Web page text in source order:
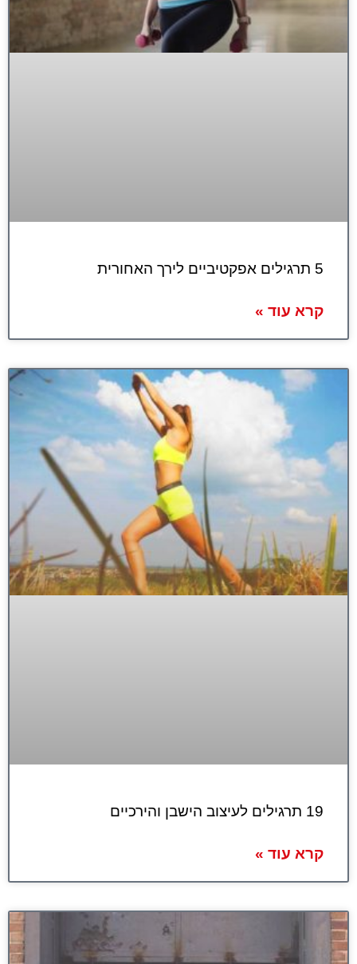
5 תרגילים אפקטיביים לירך האחורית
קרא עוד »
19 תרגילים לעיצוב הישבן והירכיים
קרא עוד »